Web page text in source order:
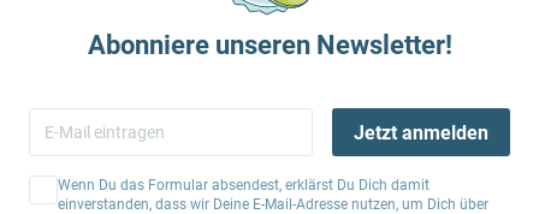
Abonniere unseren Newsletter!
Jetzt anmelden
Wenn Du das Formular absendest, erklärst Du Dich damit
einverstanden, dass wir Deine E-Mail-Adresse nutzen, um Dich über